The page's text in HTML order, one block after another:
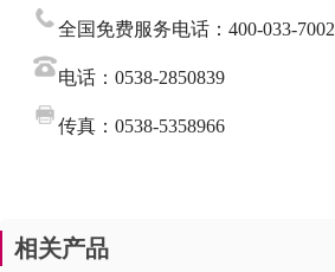
全国免费服务电话：400-033-7002
电话：0538-2850839
传真：0538-5358966
相关产品